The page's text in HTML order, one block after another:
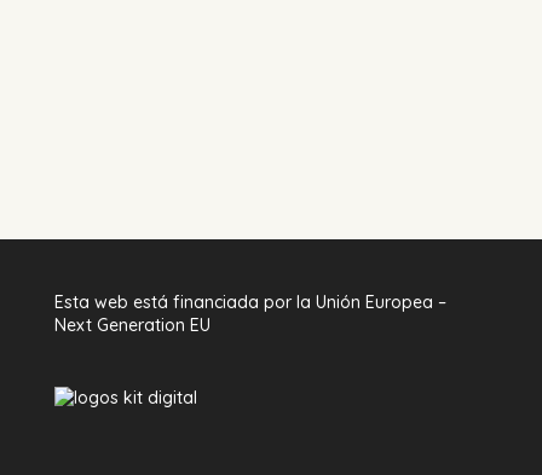
Esta web está financiada por la Unión Europea –
Next Generation EU